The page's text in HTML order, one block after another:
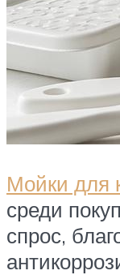
Мойки для
среди
спрос,